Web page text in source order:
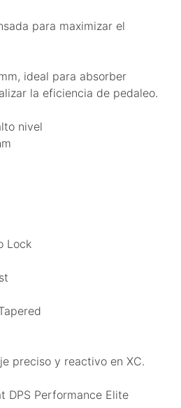
para maximizar el
ideal para absorber
la eficiencia de pedaleo.
nivel
Lock
preciso y reactivo en XC.
DPS Performance Elite